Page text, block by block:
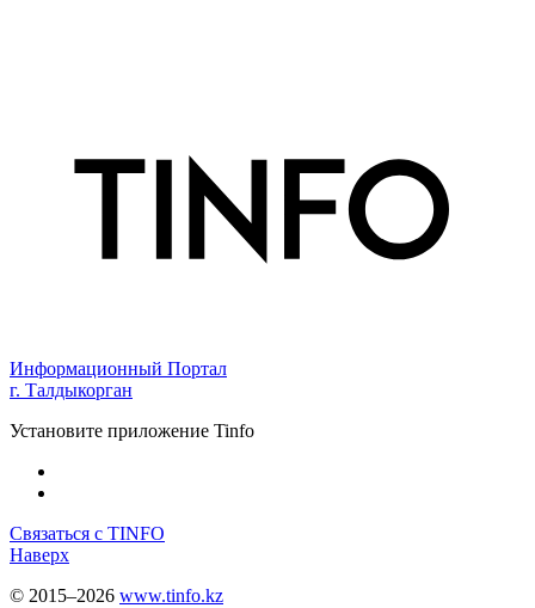
Информационный Портал
г. Талдыкорган
Установите приложение Tinfo
Связаться с TINFO
Наверх
© 2015–2026 www.tinfo.kz